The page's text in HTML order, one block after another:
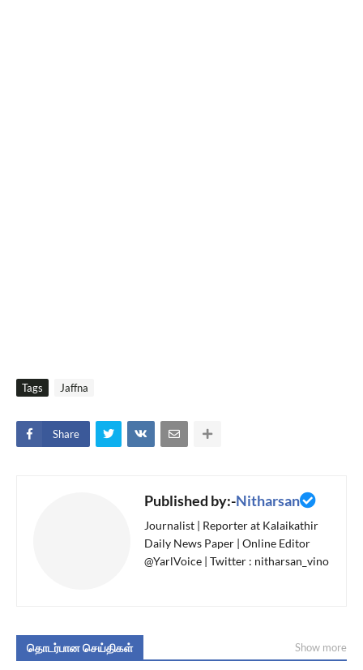
Tags Jaffna
Share
Published by:-Nitharsan
Journalist | Reporter at Kalaikathir
Daily News Paper | Online Editor
@YarlVoice | Twitter : nitharsan_vino
தொடர்பான செய்திகள் Show more